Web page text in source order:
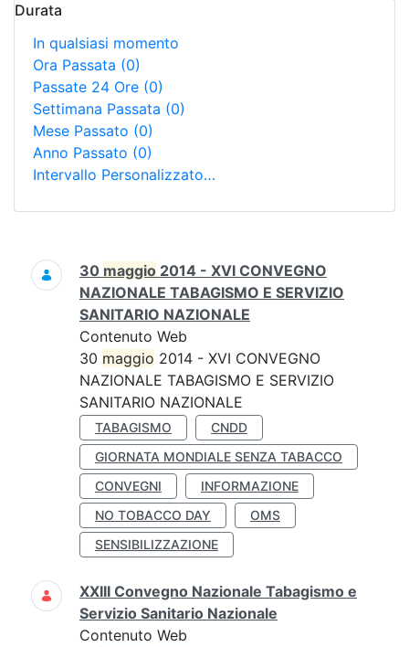
Durata
In qualsiasi momento
Ora Passata (0)
Passate 24 Ore (0)
Settimana Passata (0)
Mese Passato (0)
Anno Passato (0)
Intervallo Personalizzato…
Ricerca
30 maggio 2014 - XVI CONVEGNO
NAZIONALE TABAGISMO E SERVIZIO
SANITARIO NAZIONALE
Contenuto Web
30 maggio 2014 - XVI CONVEGNO
NAZIONALE TABAGISMO E SERVIZIO
SANITARIO NAZIONALE
TABAGISMO
CNDD
GIORNATA MONDIALE SENZA TABACCO
CONVEGNI
INFORMAZIONE
NO TOBACCO DAY
OMS
SENSIBILIZZAZIONE
XXIII Convegno Nazionale Tabagismo e
Servizio Sanitario Nazionale
Contenuto Web